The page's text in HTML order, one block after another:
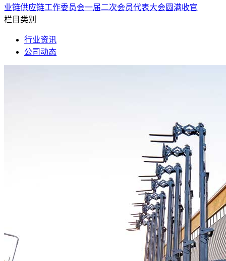
业链供应链工作委员会一届二次会员代表大会圆满收官
栏目类别
行业资讯
公司动态